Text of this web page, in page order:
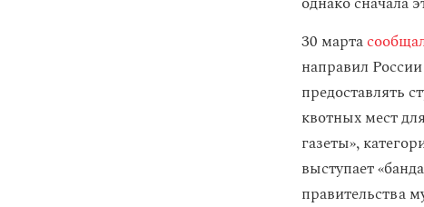
30 марта
направил
предоставлять
квотных мест
газеты»,
выступает
правительства